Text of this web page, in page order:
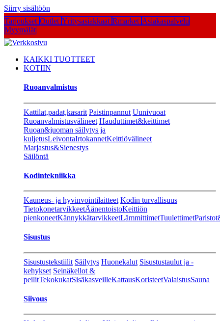
Siirry sisältöön
Tarjoukset Outlet Yritysasiakkaat Rmarket Asiakaspalvelu
Myymälät
KAIKKI TUOTTEET
KOTIIN
Ruoanvalmistus
Kattilat,padat,kasarit Paistinpannut Uunivuoat
Ruoanvalmistusvälineet Hauduttimet&keittimet
Ruoan&juoman säilytys ja
kuljetusLeivontaIrtokannetKeittiövälineet
Marjastus&Sienestys
Säilöntä
Kodintekniikka
Kauneus- ja hyvinvointilaitteet Kodin turvallisuus
TietokonetarvikkeetÄänentoistoKeittiön
pienkoneetKännykkätarvikkeetLämmittimetTuulettimet
Sisustus
Sisustustekstiilit Säilytys Huonekalut Sisustustaulut ja -
kehykset Seinäkellot &
peilitTekokukatSisäkasveilleKattausKoristeetValaistusSauna
Siivous